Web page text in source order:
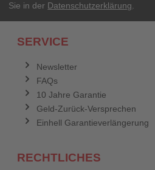
Sie in der Datenschutzerklärung.
SERVICE
Newsletter
FAQs
10 Jahre Garantie
Geld-Zurück-Versprechen
Einhell Garantieverlängerung
RECHTLICHES